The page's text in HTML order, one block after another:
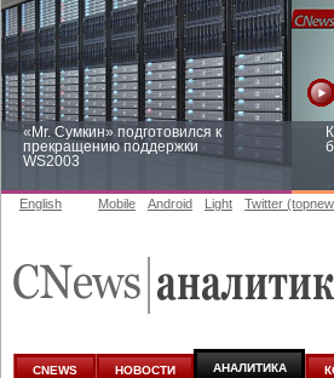
«Mr. Сумкин» подготовился к
прекращению поддержки
WS2003
аналитике
English Mobile Android Light Twitter
CNEWS НОВОСТИ АНАЛИТИКА